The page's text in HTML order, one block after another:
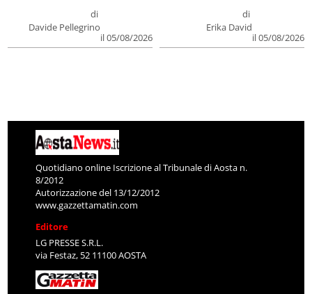
di
Davide Pellegrino
il 05/08/2026
di
Erika David
il 05/08/2026
Quotidiano online Iscrizione al Tribunale di Aosta n.
8/2012
Autorizzazione del 13/12/2012
www.gazzettamatin.com
Editore
LG PRESSE S.R.L.
via Festaz, 52 11100 AOSTA